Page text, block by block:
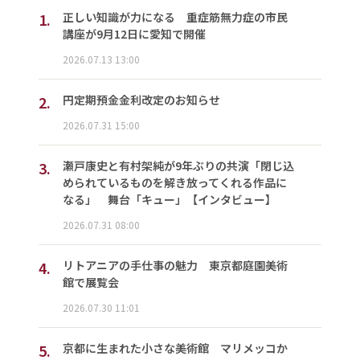
1.
正しい知識が力になる 重症筋無力症の市民
講座が9月12日に愛知で開催
2026.07.13 13:00
2. 円定期預金金利改定のお知らせ
2026.07.31 15:00
3.
瀬戸康史と有村架純が9年ぶりの共演「閉じ込
められているものを解き放ってくれる作品に
なる」 舞台「キュー」【インタビュー】
2026.07.31 08:00
4.
リトアニアの手仕事の魅力 東京都庭園美術
館で展覧会
2026.07.30 11:01
5.
京都に生まれた小さな美術館 マリメッコか